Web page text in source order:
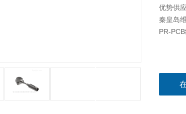
优势供
秦皇岛
PR-